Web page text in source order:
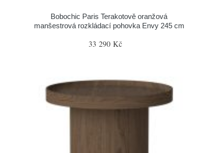
Bobochic Paris Terakotově oranžová
manšestrová rozkládací pohovka Envy 245 cm
33 290 Kč